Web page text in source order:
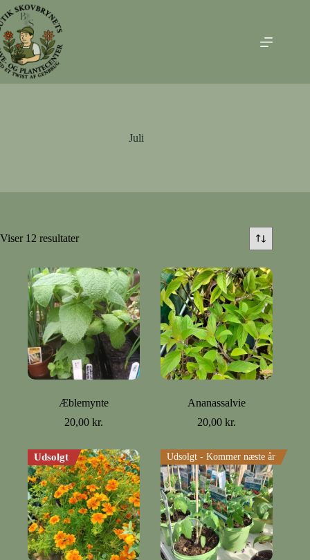
Fortsæt
til
indhold
Juli
Viser 12 resultater
Æblemynte
20,00kr.
Ananassalvie
20,00kr.
Udsolgt Udsolgt - Kommer næste år